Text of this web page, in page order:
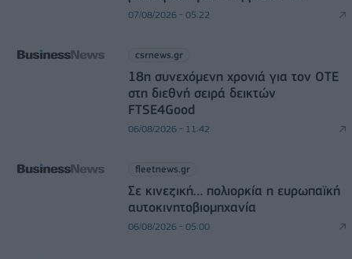
07/08/2026 - 05:22
csrnews.gr
18η συνεχόμενη χρονιά για τον ΟΤΕ
στη διεθνή σειρά δεικτών
FTSE4Good
06/08/2026 - 11:42
fleetnews.gr
Σε κινεζική… πολιορκία η ευρωπαϊκή
αυτοκινητοβιομηχανία
06/08/2026 - 05:00